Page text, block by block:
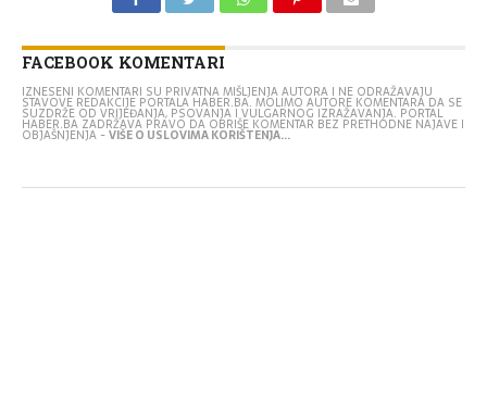
FACEBOOK KOMENTARI
IZNESENI KOMENTARI SU PRIVATNA MIŠLJENJA AUTORA I NE ODRAŽAVAJU
STAVOVE REDAKCIJE PORTALA HABER.BA. MOLIMO AUTORE KOMENTARA DA SE
SUZDRŽE OD VRIJEĐANJA, PSOVANJA I VULGARNOG IZRAŽAVANJA. PORTAL
HABER.BA ZADRŽAVA PRAVO DA OBRIŠE KOMENTAR BEZ PRETHODNE NAJAVE I
OBJAŠNJENJA -VIŠE O USLOVIMA KORIŠTENJA...